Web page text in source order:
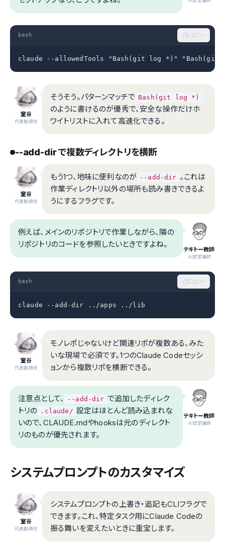
bash コピー
claude --allowedTools "Bash(git log *)"
室谷
代表取締役
そうそう。パターンマッチで Bash(git log *)
のように書けるのが優秀で、安全な操作だけホ
ワイトリストに入れて高速化できる。
--add-dir で複数ディレクトリを横断
室谷
代表取締役
もう1つ、地味に便利なのが --add-dir 。これは
作業ディレクトリ以外の場所も読み書きできるよ
うにするフラグです。
テキトー教師
.AI認定講師
例えば、メインのリポジトリで作業しながら、隣の
リポジトリのコードを参照したいときですよね。
bash コピー
claude --add-dir ../apps ../lib
室谷
代表取締役
モノレポじゃないけど関連リポが複数ある、みた
いな現場で必須です。1つのClaude Codeセッシ
ョンから複数リポを横断できる。
テキトー教師
.AI認定講師
注意点として、 --add-dir で追加したディレク
トリの .claude/ 設定はほとんど読み込まれな
いので、CLAUDE.mdやhooksは元のディレクト
リのものが優先されます。
システムプロンプトのカスタマイズ
室谷
代表取締役
システムプロンプトの上書き・追記もCLIフラグで
できます。これ、特定タスク用にClaude Codeの
振る舞いを変えたいときに重宝します。